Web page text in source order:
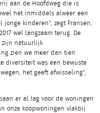
aan de Hoofdweg die is
het inmiddels alweer een
kinderen", zegt Fransen,
wel langzaam terug. De
zijn natuurlijk
zien we meer dan tien
diversiteit was een bewuste
het geeft afwisseling",
er al lag voor de woningen
onze koopwoningen vlakbij